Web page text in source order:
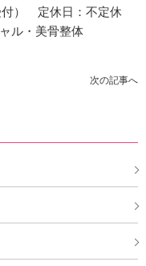
付） 定休日：不定休
ル・美骨整体
次の記事へ